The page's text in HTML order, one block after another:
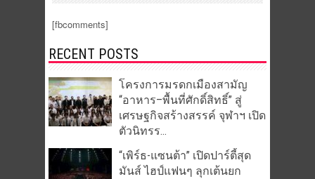
[fbcomments]
RECENT POSTS
โครงการมรดกเมืองสามัญ
“อาหาร–พื้นที่ศักดิ์สิทธิ์” สู่
เศรษฐกิจสร้างสรรค์ จุฬาฯ เปิด
ตัวนิทรร...
“เพิร์ธ-แซนต้า” เปิดปาร์ตี้สุด
มันส์ ไฮป์แฟนๆ ลุกเต้นยก